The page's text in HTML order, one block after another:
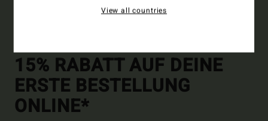
15% RABATT AUF DEINE
ERSTE BESTELLUNG
ONLINE*
View all countries